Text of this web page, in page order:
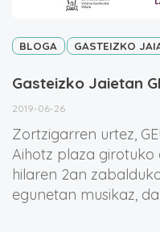
BLOGA GASTEIZKO
Gasteizko Jaietan
2019-06-26
Zortzigarren urtez,
Aihotz plaza girotuko
hilaren 2an
egunetan musikaz,